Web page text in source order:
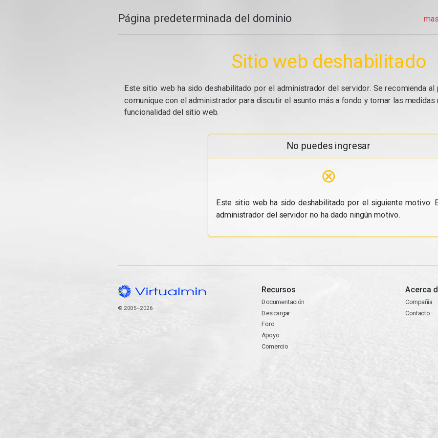
Página predeterminada del dominio
Sitio web deshabilitado
Este sitio web ha sido deshabilitado por el administrador del servidor. Se recomienda
comunique con el administrador para discutir el asunto más a fondo y tomar las medidas
funcionalidad del sitio web.
No puedes ingresar
⊗
Este sitio web ha sido deshabilitado por el siguiente motivo:
administrador del servidor no ha dado ningún motivo.
© 2005–2026
Recursos
Documentación
Descargar
Foro
Apoyo
Comercio
Acerca
Compañía
Contacto